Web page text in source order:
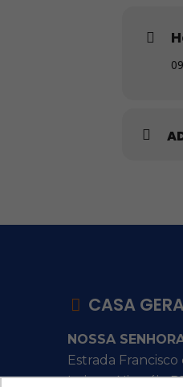
CASA
NOSSA
Estrada
Itaipu - Niterói -